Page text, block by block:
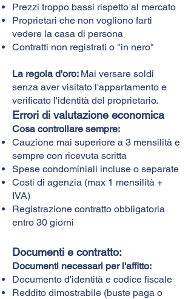
Prezzi troppo bassi rispetto al mercato
Proprietari che non vogliono farti
vedere la casa di persona
Contratti non registrati o "in nero"
La regola d'oro: Mai versare soldi
senza aver visitato l'appartamento e
verificato l'identità del proprietario.
Errori di valutazione economica
Cosa controllare sempre:
Cauzione mai superiore a 3 mensilità e
sempre con ricevuta scritta
Spese condominiali incluse o separate
Costi di agenzia (max 1 mensilità +
IVA)
Registrazione contratto obbligatoria
entro 30 giorni
Documenti e contratto:
Documenti necessari per l'affitto:
Documento d'identità e codice fiscale
Reddito dimostrabile (buste paga o